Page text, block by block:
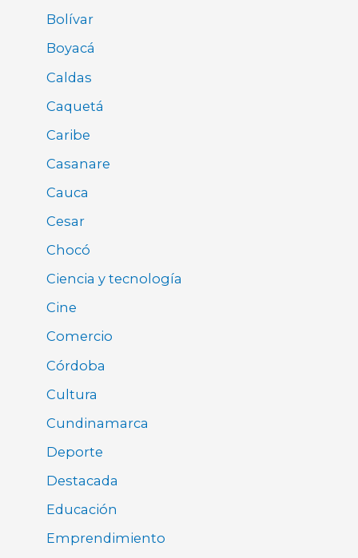
Bolívar
Boyacá
Caldas
Caquetá
Caribe
Casanare
Cauca
Cesar
Chocó
Ciencia y tecnología
Cine
Comercio
Córdoba
Cultura
Cundinamarca
Deporte
Destacada
Educación
Emprendimiento